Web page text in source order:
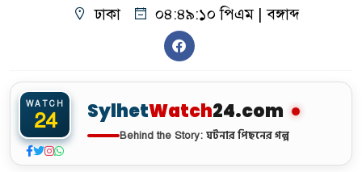
ঢাকা ০৪:৪৯:১০ পিএম|বঙ্গাব্দ
WATCH
24 SylhetWatch24.com
Behind the Story: ঘটনার পিছনের গল্প